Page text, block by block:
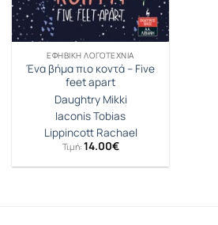
ΕΦΗΒΙΚΉ ΛΟΓΟΤΕΧΝΊΑ
Ένα βήμα πιο κοντά – Five
feet apart
Daughtry Mikki
Iaconis Tobias
Lippincott Rachael
Τιμή: 14.00€